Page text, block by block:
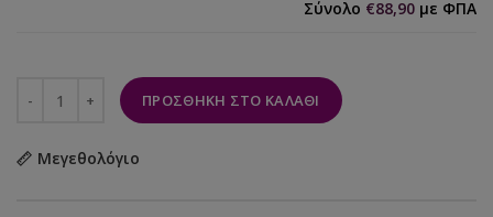
Σύνολο €88,90 με ΦΠΑ
ΠΡΟΣΘΉΚΗ ΣΤΟ ΚΑΛΆΘΙ
Μεγεθολόγιο